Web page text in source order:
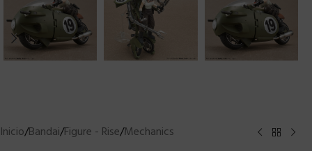
Inicio/Bandai/Figure - Rise/Mechanics